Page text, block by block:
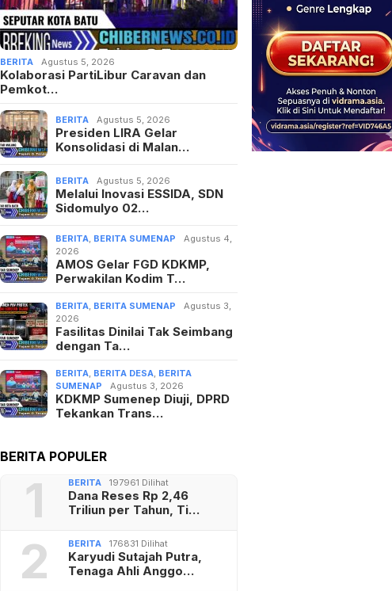
BERITA Agustus 5, 2026
Kolaborasi PartiLibur Caravan dan
Pemkot…
BERITA Agustus 5, 2026
Presiden LIRA Gelar
Konsolidasi di Malan…
BERITA Agustus 5, 2026
Melalui Inovasi ESSIDA, SDN
Sidomulyo 02…
BERITA BERITA SUMENAP
Agustus 4,
2026
AMOS Gelar FGD KDKMP,
Perwakilan Kodim T…
BERITA BERITA SUMENAP
Agustus 3,
2026
Fasilitas Dinilai Tak Seimbang
dengan Ta…
BERITA BERITA DESA BERITA
SUMENAP
Agustus 3, 2026
KDKMP Sumenep Diuji, DPRD
Tekankan Trans…
BERITA POPULER
1 BERITA 197961 Dilihat
Dana Reses Rp 2,46
Triliun per Tahun, Ti…
2 BERITA 176831 Dilihat
Karyudi Sutajah Putra,
Tenaga Ahli Anggo…